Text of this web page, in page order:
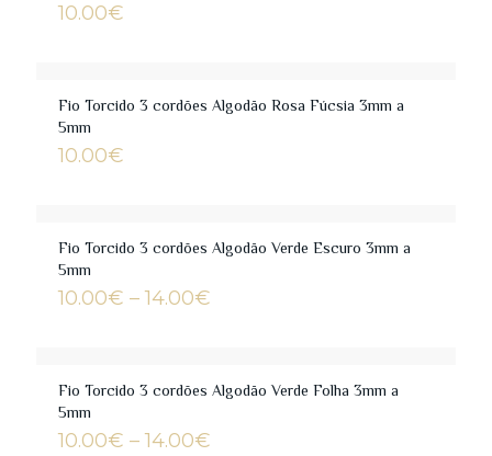
10.00€
Fio Torcido 3 cordões Algodão Rosa Fúcsia 3mm a
5mm
10.00€
Fio Torcido 3 cordões Algodão Verde Escuro 3mm a
5mm
10.00€ – 14.00€
14.00€
Fio Torcido 3 cordões Algodão Verde Folha 3mm a
5mm
10.00€ – 14.00€